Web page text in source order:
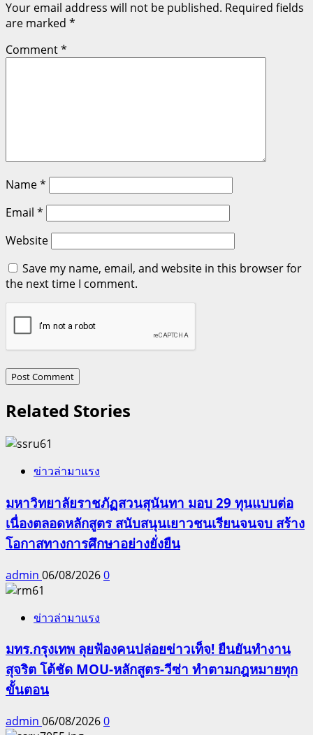
Your email address will not be published. Required fields
are marked *
Comment*
Name*
Email *
Website
Save my name, email, and website in this browser for
the next time I comment.
Related Stories
ข่าวล่ามาแรง
มหาวิทยาลัยราชภัฏสวนสุนันทา มอบ 29 ทุนแบบต่อ
เนื่องตลอดหลักสูตร สนับสนุนเยาวชนเรียนจนจบ สร้าง
โอกาสทางการศึกษาอย่างยั่งยืน
admin 06/08/20260
ข่าวล่ามาแรง
มทร.กรุงเทพ ลุยฟ้องคนปล่อยข่าวเท็จ! ยืนยันทำงาน
สุจริต โต้ชัด MOU-หลักสูตร-วีซ่า ทำตามกฎหมายทุก
ขั้นตอน
admin 06/08/20260